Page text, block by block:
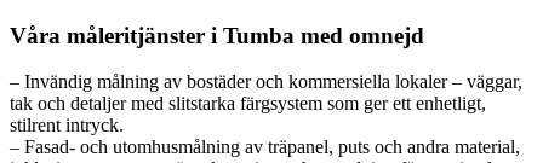
Våra måleritjänster i Tumba med omnejd
– Invändig målning av bostäder och kommersiella lokaler – väggar,
tak och detaljer med slitstarka färgsystem som ger ett enhetligt,
stilrent intryck.
– Fasad- och utomhusmålning av träpanel, puts och andra material,